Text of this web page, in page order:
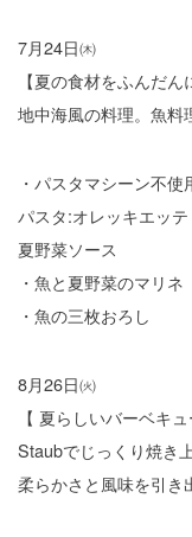
7月24日㈭
【夏の食材をふんだん
地中海風の料理。魚料
・パスタマシーン不使
パスタ:オレッキエッテ
夏野菜ソース
・魚と夏野菜のマリネ
・魚の三枚おろし
8月26日㈫
【 夏らしいバーベキ
Staubでじっくり焼き上
柔らかさと風味を引き